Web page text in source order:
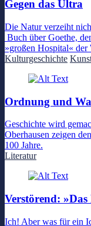
Gegen das Ultra
Die Natur verzeiht
Buch über Goethe,
»großen Hospital« der
Kulturgeschichte
Ordnung und
Geschichte wird
Oberhausen zeigen
100 Jahre.
Literatur
Verstörend:
Ich! Aber was für ein